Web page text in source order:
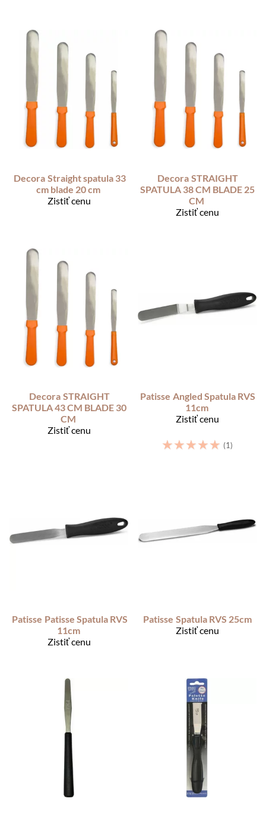
Decora Straight spatula 33
cm blade 20 cm
Zistiť cenu
Decora STRAIGHT
SPATULA 38 CM BLADE 25
CM
Zistiť cenu
Decora STRAIGHT
SPATULA 43 CM BLADE 30
CM
Zistiť cenu
Patisse Angled Spatula RVS
11cm
Zistiť cenu
☆☆☆☆☆ (1)
Patisse Patisse Spatula RVS
11cm
Zistiť cenu
Patisse Spatula RVS 25cm
Zistiť cenu